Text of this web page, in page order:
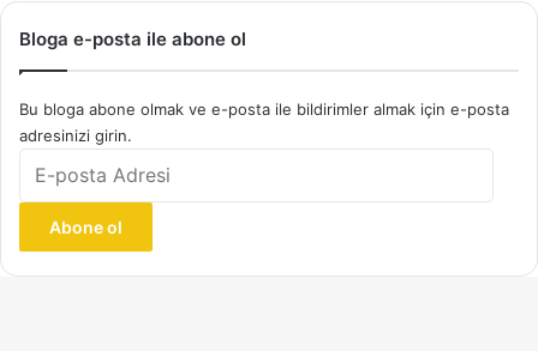
Bloga e-posta ile abone ol
Bu bloga abone olmak ve e-posta ile bildirimler almak için e-posta
adresinizi girin.
posta
Abone ol